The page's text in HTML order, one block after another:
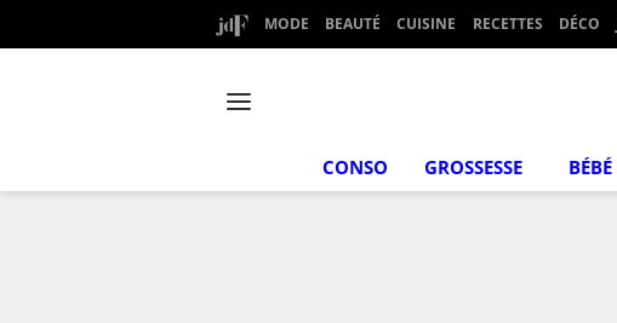
MODE BEAUTÉ CUISINE RECETTES DÉCO
CONSO GROSSESSE BÉBÉ